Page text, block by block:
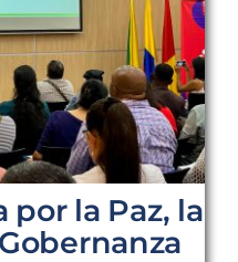
por la Paz, la